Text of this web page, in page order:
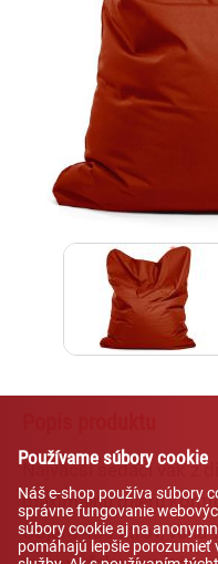
Najväčší sedací vak z
maximálnu mieru
Objem 430 litrov, váha
Používame súbory cookie
Náš e-shop používa súbory
správne fungovanie
súbory cookie aj na
pomáhajú lepšie porozumieť
Lexi
Asistent pre školský
vybavenie tried